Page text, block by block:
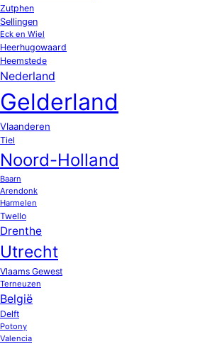
Zutphen
Sellingen
Eck en Wiel
Heerhugowaard
Heemstede
Nederland
Gelderland
Vlaanderen
Tiel
Noord-Holland
Baarn
Arendonk
Harmelen
Twello
Drenthe
Utrecht
Vlaams Gewest
Terneuzen
België
Delft
Potony
Valencia